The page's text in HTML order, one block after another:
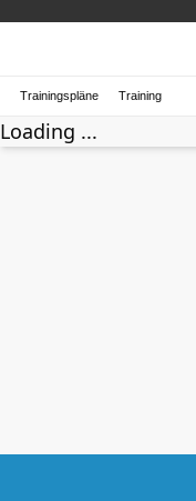
Trainingspläne Training
Loading ...